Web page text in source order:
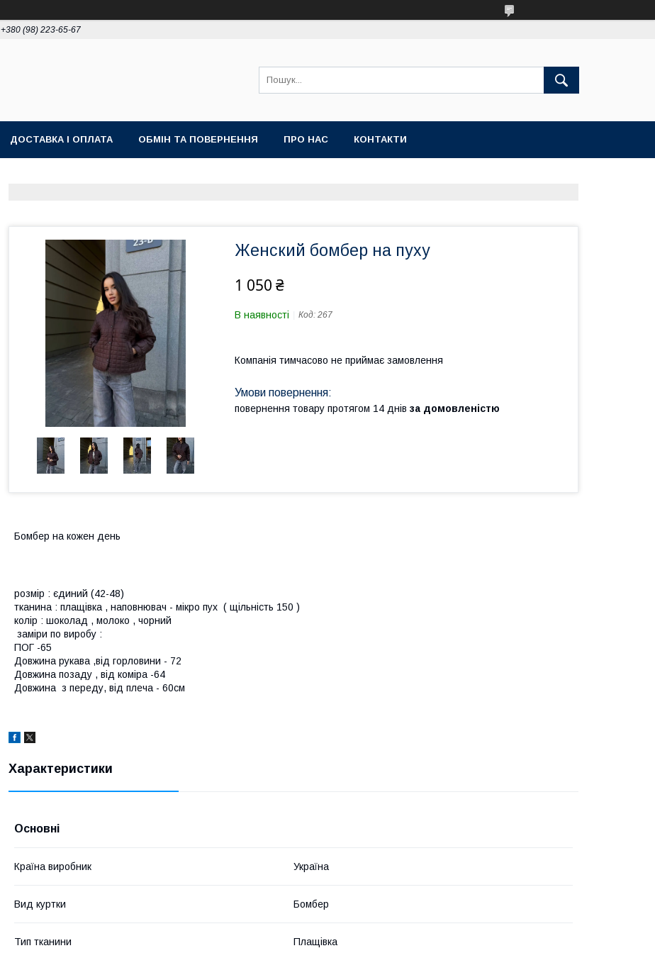
+380 (98) 223-65-67
ДОСТАВКА І ОПЛАТА ОБМІН ТА ПОВЕРНЕННЯ ПРО НАС КОНТАКТИ
Женский бомбер на пуху
1 050 ₴
В наявності Код: 267
Компанія тимчасово не приймає замовлення
повернення товару протягом 14 днів за домовленістю
Бомбер на кожен день
розмір : єдиний (42-48)
тканина : плащівка , наповнювач - мікро пух ( щільність 150 )
колір : шоколад , молоко , чорний
заміри по виробу :
ПОГ -65
Довжина рукава ,від горловини - 72
Довжина позаду , від коміра -64
Довжина з переду, від плеча - 60см
Характеристики
Основні
Країна виробник Україна
Вид куртки Бомбер
Тип тканини Плащівка